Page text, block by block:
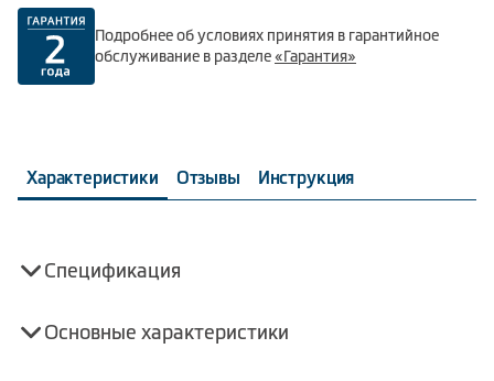
Подробнее об условиях принятия в гарантийное
обслуживание в разделе«Гарантия»
Характеристики Отзывы Инструкция
Спецификация
Основные характеристики